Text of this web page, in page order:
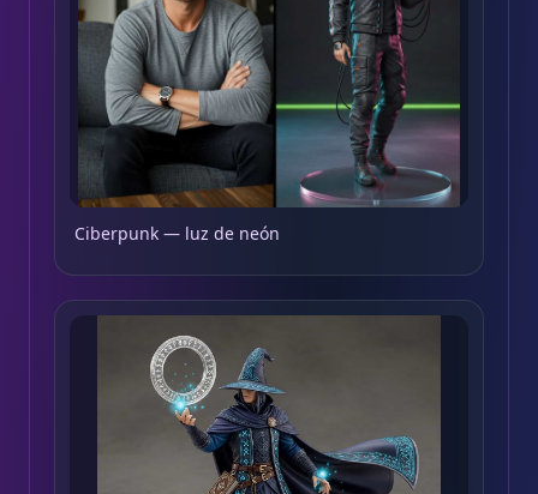
Ciberpunk — luz de neón